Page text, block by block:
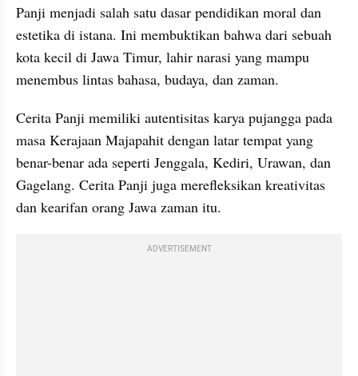
Panji menjadi salah satu dasar pendidikan moral dan
estetika di istana. Ini membuktikan bahwa dari sebuah
kota kecil di Jawa Timur, lahir narasi yang mampu
menembus lintas bahasa, budaya, dan zaman.
Cerita Panji memiliki autentisitas karya pujangga pada
masa Kerajaan Majapahit dengan latar tempat yang
benar-benar ada seperti Jenggala, Kediri, Urawan, dan
Gagelang. Cerita Panji juga merefleksikan kreativitas
dan kearifan orang Jawa zaman itu.
ADVERTISEMENT